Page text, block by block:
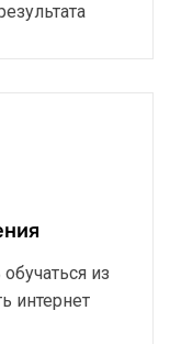
из
интернет